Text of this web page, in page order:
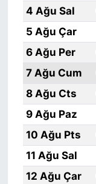
4 Ağu Sal
5 Ağu Çar
6 Ağu Per
7 Ağu Cum
8 Ağu Cts
9 Ağu Paz
10 Ağu Pts
11 Ağu Sal
12 Ağu Çar